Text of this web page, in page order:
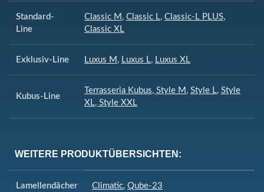
Standard-
Line
Classic M , Classic L, Classic-L PLUS,
Classic XL
Exklusiv-Line Luxus M , Luxus L, Luxus XL
Kubus-Line
Terrasseria Kubus, Style M , Style L, Style
XL, Style XXL
WEITERE PRODUKTÜBERSICHTEN:
Lamellendächer Climatic, Qube-23